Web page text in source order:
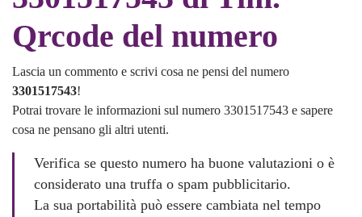
Qrcode del numero
Lascia un commento e scrivi cosa ne pensi del numero
3301517543!
Potrai trovare le informazioni sul numero 3301517543 e sapere
cosa ne pensano gli altri utenti.
Verifica se questo numero ha buone valutazioni o è
considerato una truffa o spam pubblicitario.
La sua portabilità può essere cambiata nel tempo